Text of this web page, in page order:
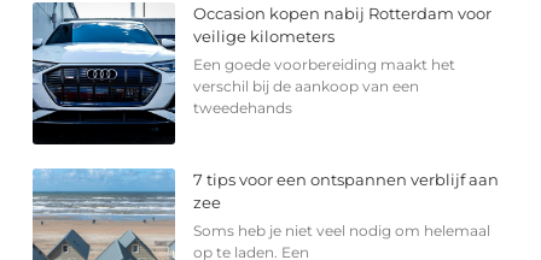
Occasion kopen nabij Rotterdam voor
veilige kilometers
Een goede voorbereiding maakt het
verschil bij de aankoop van een
tweedehands
7 tips voor een ontspannen verblijf aan
zee
Soms heb je niet veel nodig om helemaal
op te laden. Een